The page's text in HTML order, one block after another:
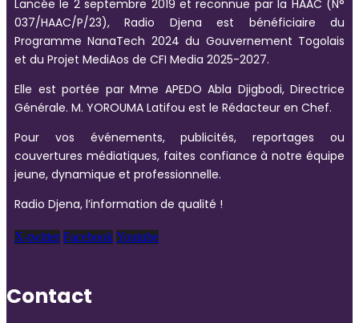
Lancée le 2 septembre 2019 et reconnue par la HAAC (N°
037/HAAC/P/23), Radio Djena est bénéficiaire du
Programme NanaTech 2024 du Gouvernement Togolais
et du Projet MediAos de CFI Media 2025-2027.
Elle est portée par Mme APEDO Abla Djigbodi, Directrice
Générale. M. YOROUMA Latifou est le Rédacteur en Chef.
Pour vos événements, publicités, reportages ou
couvertures médiatiques, faites confiance à notre équipe
jeune, dynamique et professionnelle.
Radio Djena, l’information de qualité !
X-twitter Facebook Youtube
Contact